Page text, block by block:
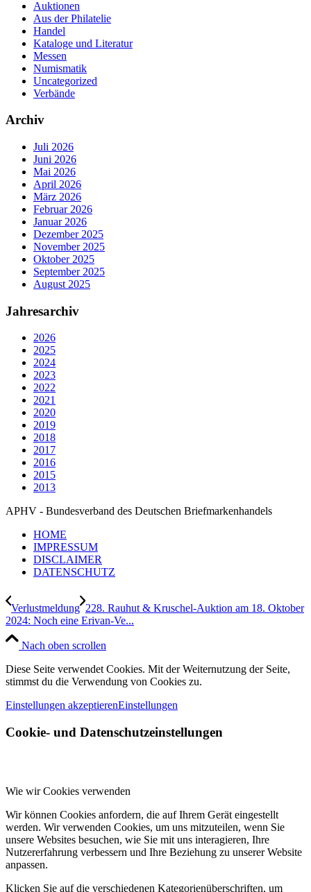
Auktionen
Aus der Philatelie
Handel
Kataloge und Literatur
Messen
Numismatik
Uncategorized
Verbände
Archiv
Juli 2026
Juni 2026
Mai 2026
April 2026
März 2026
Februar 2026
Januar 2026
Dezember 2025
November 2025
Oktober 2025
September 2025
August 2025
Jahresarchiv
2026
2025
2024
2023
2022
2021
2020
2019
2018
2017
2016
2015
2013
APHV - Bundesverband des Deutschen Briefmarkenhandels
HOME
IMPRESSUM
DISCLAIMER
DATENSCHUTZ
Verlustmeldung 228. Rauhut & Kruschel-Auktion am 18. Oktober
2024: Noch eine Erivan-Ve...
Nach oben scrollen
Diese Seite verwendet Cookies. Mit der Weiternutzung der Seite,
stimmst du die Verwendung von Cookies zu.
Einstellungen akzeptierenEinstellungen
Cookie- und Datenschutzeinstellungen
Wie wir Cookies verwenden
Wir können Cookies anfordern, die auf Ihrem Gerät eingestellt
werden. Wir verwenden Cookies, um uns mitzuteilen, wenn Sie
unsere Websites besuchen, wie Sie mit uns interagieren, Ihre
Nutzererfahrung verbessern und Ihre Beziehung zu unserer Website
anpassen.
Klicken Sie auf die verschiedenen Kategorienüberschriften, um